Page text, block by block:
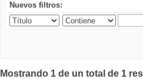
Nuevos filtros:
Mostrando 1 de un total de 1